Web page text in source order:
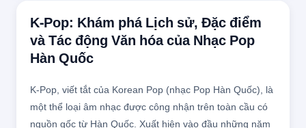
K-Pop: Khám phá Lịch sử, Đặc điểm
và Tác động Văn hóa của Nhạc Pop
Hàn Quốc
K-Pop, viết tắt của Korean Pop (nhạc Pop Hàn Quốc), là
một thể loại âm nhạc được công nhận trên toàn cầu có
nguồn gốc từ Hàn Quốc. Xuất hiện vào đầu những năm